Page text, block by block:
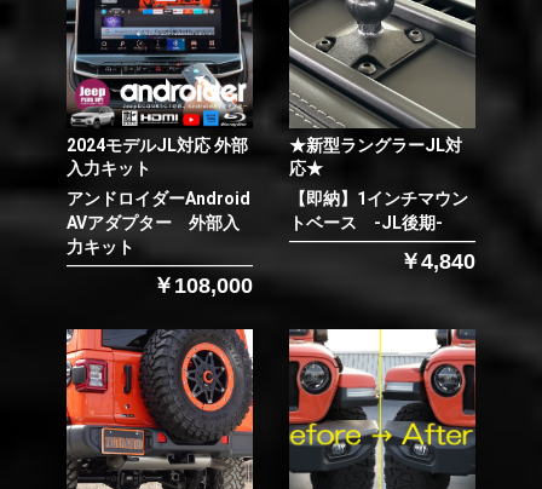
2024モデルJL対応 外部
入力キット
アンドロイダーAndroid
AVアダプター 外部入
力キット
￥108,000
★新型ラングラーJL対
応★
【即納】1インチマウン
トベース -JL後期-
￥4,840